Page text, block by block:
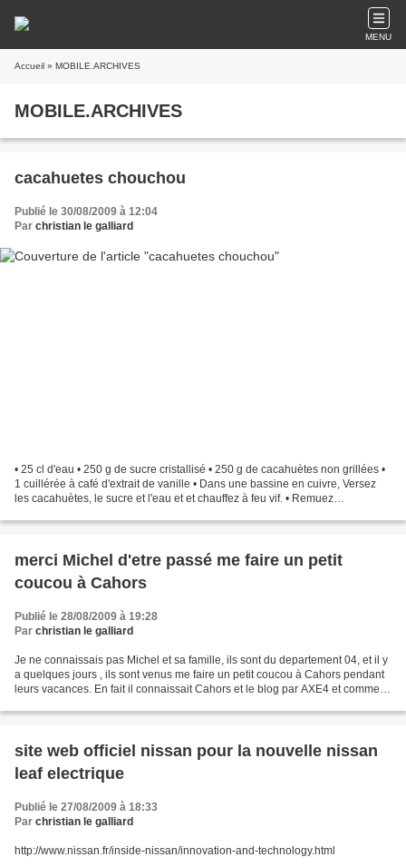
MENU
Accueil » MOBILE.ARCHIVES
MOBILE.ARCHIVES
cacahuetes chouchou
Publié le 30/08/2009 à 12:04
Par christian le galliard
• 25 cl d'eau • 250 g de sucre cristallisé • 250 g de cacahuètes non grillées •
1 cuillérée à café d'extrait de vanille • Dans une bassine en cuivre, Versez
les cacahuètes, le sucre et l'eau et et chauffez à feu vif. • Remuez
merci Michel d'etre passé me faire un petit
coucou à Cahors
Publié le 28/08/2009 à 19:28
Par christian le galliard
Je ne connaissais pas Michel et sa famille, ils sont du departement 04, et il y
a quelques jours , ils sont venus me faire un petit coucou à Cahors pendant
leurs vacances. En fait il connaissait Cahors et le blog par AXE4 et comme
site web officiel nissan pour la nouvelle nissan
leaf electrique
Publié le 27/08/2009 à 18:33
Par christian le galliard
http://www.nissan.fr/inside-nissan/innovation-and-technology.html